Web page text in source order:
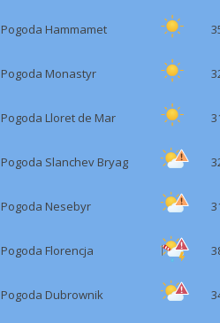
Pogoda Hammamet
Pogoda Monastyr
Pogoda Lloret de Mar
Pogoda Slanchev Bryag
Pogoda Nesebyr
Pogoda Florencja
Pogoda Dubrownik